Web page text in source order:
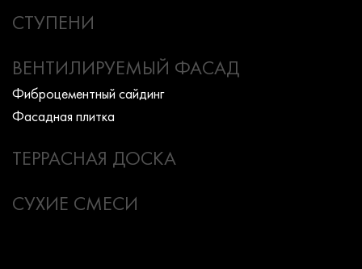
СТУПЕНИ
ВЕНТИЛИРУЕМЫЙ ФАСАД
Фиброцементный сайдинг
Фасадная плитка
ТЕРРАСНАЯ ДОСКА
СУХИЕ СМЕСИ